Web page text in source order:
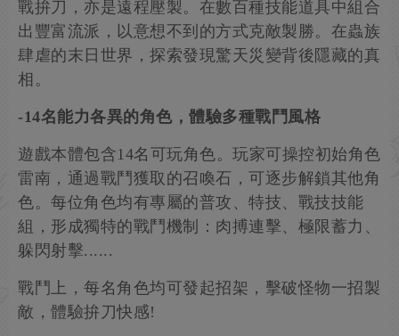
戰拚刀，亦是遠程壓製。在數百種技能道具中組合
出豐富流派，以意想不到的方式克敵製勝。在蟲族
肆虐的末日世界，探索發現驚天災變背後隱藏的真
相。
-14名能力各異的角色，體驗多種戰鬥風格
遊戲本體包含14名可玩角色。玩家可操控初始角色
雷南，通過戰鬥獲取的召喚石，可逐步解鎖其他角
色。每位角色均有專屬的普攻、特技、戰技技能
組，形成獨特的戰鬥機制：肉搏連擊、極限蓄力、
躲閃射擊......
戰鬥上，每名角色均可發起招架，擊破怪物一招製
敵，體驗拚刀快感!